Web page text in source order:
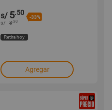
s/ 5.50
-33%
s/ 8.30
Retira hoy
Agregar